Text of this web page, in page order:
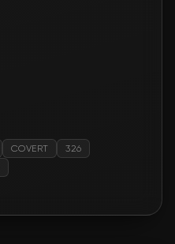
COVERT
326